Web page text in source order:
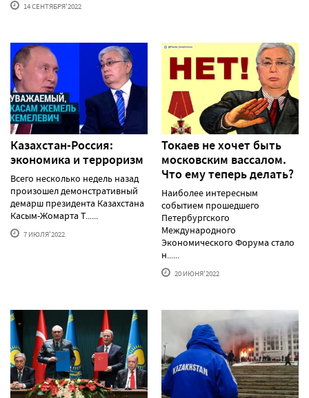
14 СЕНТЯБРЯ'2022
Казахстан-Россия:
экономика и терроризм
Всего несколько недель назад
произошел демонстративный
демарш президента Казахстана
Касым-Жомарта Т......
7 ИЮЛЯ'2022
Токаев не хочет быть
московским вассалом.
Что ему теперь делать?
Наиболее интересным
событием прошедшего
Петербургского
Международного
Экономического Форума стало
н......
20 ИЮНЯ'2022